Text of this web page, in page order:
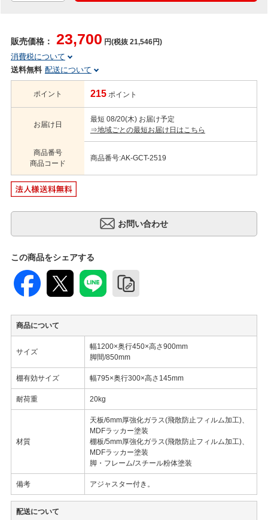
販売価格： 23,700 円(税抜 21,546円)
消費税について
送料無料 配送について
ポイント 215 ポイント
お届け日
最短 08/20(木) お届け予定
⇒地域ごとの最短お届け日はこちら
商品番号
商品コード
商品番号:AK-GCT-2519
この商品をシェアする
商品について
サイズ
幅1200×奥行450×高さ900mm
脚間/850mm
棚有効サイズ 幅795×奥行300×高さ145mm
耐荷重 20kg
材質
天板/6mm厚強化ガラス(飛散防止フィルム加工)、
MDFラッカー塗装
棚板/5mm厚強化ガラス(飛散防止フィルム加工)、
MDFラッカー塗装
脚・フレーム/スチール粉体塗装
備考 アジャスター付き。
配送について